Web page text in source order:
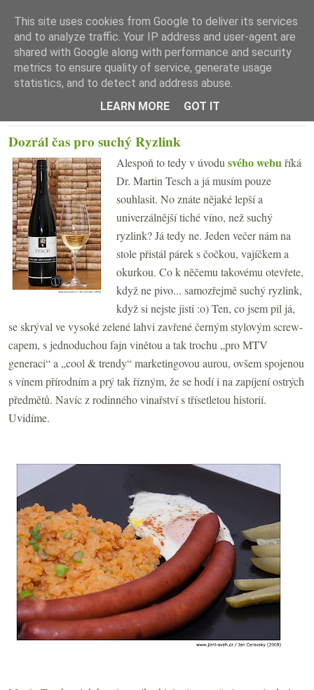
☰ Menu
Dozrál čas pro suchý Ryzlink
Alespoň to tedy v úvodu svého webuříká
Dr. Martin Tesch a já musím pouze
souhlasit. No znáte nějaké lepší a
univerzálnější tiché víno, než suchý
ryzlink? Já tedy ne. Jeden večer nám na
stole přistál párek s čočkou, vajíčkem a
okurkou. Co k něčemu takovému otevřete,
když ne pivo... samozřejmě suchý ryzlink,
když si nejste jisti :o) Ten, co jsem pil já,
se skrýval ve vysoké zelené lahvi zavřené černým stylovým screw-
capem, s jednoduchou fajn vinětou a tak trochu „pro MTV
generaci“ a „cool & trendy“ marketingovou aurou, ovšem spojenou
s vínem přírodním a prý tak řízným, že se hodí i na zapíjení ostrých
předmětů. Navíc z rodinného vinařství s třísetletou historií.
Uvidíme.
This site uses cookies from Google to deliver its services
and to analyze traffic. Your IP address and user-agent are
shared with Google along with performance and security
metrics to ensure quality of service, generate usage
statistics, and to detect and address abuse.
LEARN MORE
GOT IT